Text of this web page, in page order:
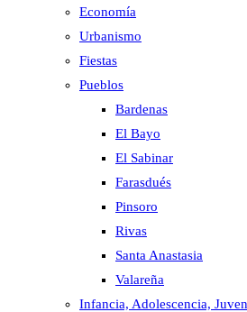
Economía
Urbanismo
Fiestas
Pueblos
Bardenas
El Bayo
El Sabinar
Farasdués
Pinsoro
Rivas
Santa Anastasia
Valareña
Infancia, Adolescencia,